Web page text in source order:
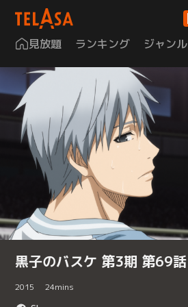
見放題 ランキング ジャンル
黒子のバスケ 第3期 第69話
2015 24mins